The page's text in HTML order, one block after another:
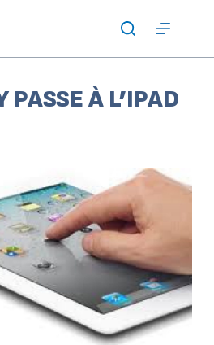
PASSE À L’IPAD